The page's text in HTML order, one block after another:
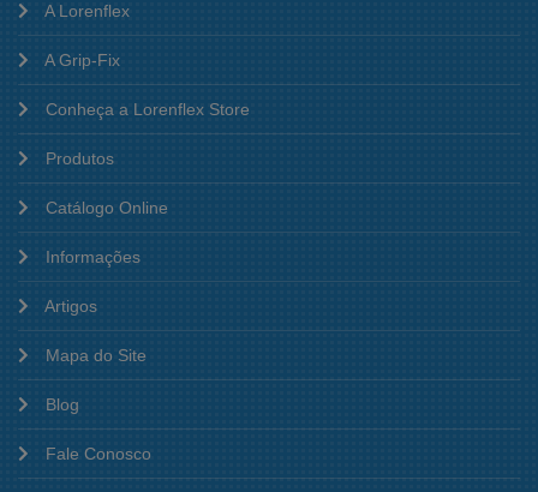
A Lorenflex
A Grip-Fix
Conheça a Lorenflex Store
Produtos
Catálogo Online
Informações
Artigos
Mapa do Site
Blog
Fale Conosco